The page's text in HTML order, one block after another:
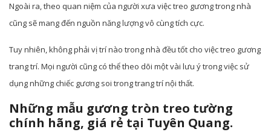
Ngoài ra, theo quan niệm của người xưa việc treo gương trong nhà
cũng sẽ mang đến nguồn năng lượng vô cùng tích cực.
Tuy nhiên, không phải vị trí nào trong nhà đều tốt cho việc treo gương
trang trí. Mọi người cũng có thể theo dõi một vài lưu ý trong việc sử
dụng những chiếc gương soi trong trang trí nội thất.
Những mẫu gương tròn treo tường
chính hãng, giá rẻ tại Tuyên Quang.